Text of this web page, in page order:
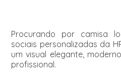
Procurando por camisa
sociais personalizadas da
um visual elegante,
profissional.